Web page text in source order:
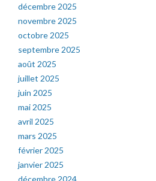
décembre 2025
novembre 2025
octobre 2025
septembre 2025
août 2025
juillet 2025
juin 2025
mai 2025
avril 2025
mars 2025
février 2025
janvier 2025
décembre 2024